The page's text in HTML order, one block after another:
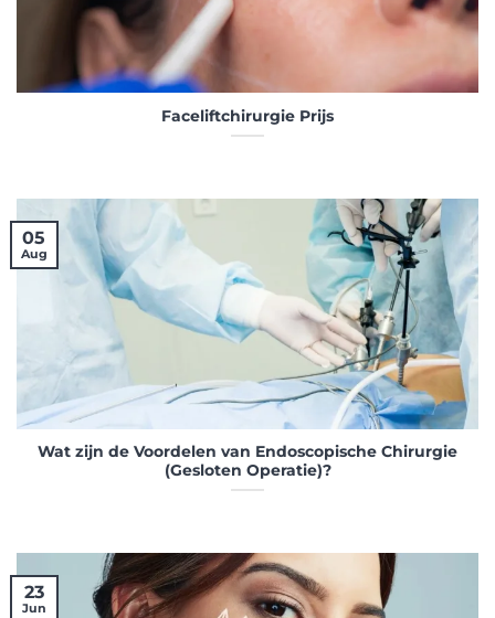
Faceliftchirurgie Prijs
Wat zijn de Voordelen van Endoscopische Chirurgie
(Gesloten Operatie)?
05
Aug
23
Jun